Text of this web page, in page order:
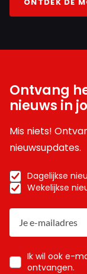
Ontvang
nieuws in
Mis niets!
nieuwsupdates.
Dagelijkse
Wekelijkse
Ik wil ook e-
ontvangen.